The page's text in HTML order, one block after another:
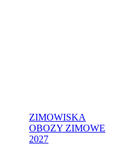
ZIMOWISKA
OBOZY ZIMOWE
2027